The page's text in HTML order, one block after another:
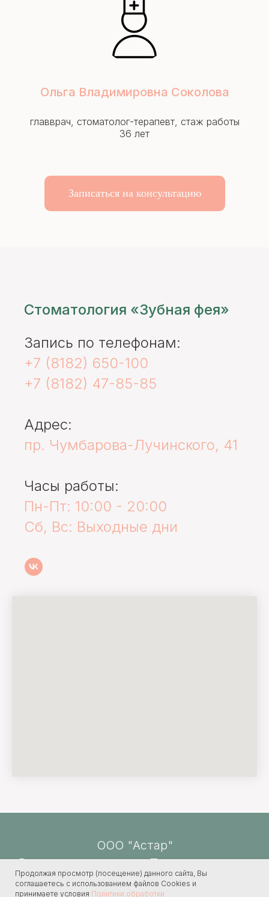
Ольга Владимировна Соколова
главврач, стоматолог-терапевт, стаж работы
36 лет
Записаться на консультацию
Стоматология «Зубная фея»
Запись по телефонам:
+7 (8182) 650-100
+7 (8182) 47-85-85
Адрес:
пр. Чумбарова-Лучинского, 41
Часы работы:
Пн-Пт: 10:00 - 20:00
Сб, Вс: Выходные дни
ООО "Астар"
Все права защищены. При перепечатке
материалов ссылка на сайт обязательна.
Продолжая просмотр (посещение) данного сайта, Вы
соглашаетесь с использованием файлов Cookies и
принимаете условия Политики обработки